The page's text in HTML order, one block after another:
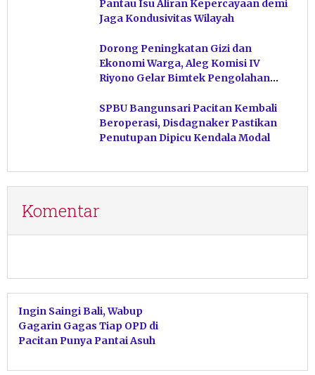
Pantau Isu Aliran Kepercayaan demi
Jaga Kondusivitas Wilayah
Dorong Peningkatan Gizi dan
Ekonomi Warga, Aleg Komisi IV
Riyono Gelar Bimtek Pengolahan
SPBU Bangunsari Pacitan Kembali
Beroperasi, Disdagnaker Pastikan
Penutupan Dipicu Kendala Modal
Komentar
Ingin Saingi Bali, Wabup
Gagarin Gagas Tiap OPD di
Pacitan Punya Pantai Asuh